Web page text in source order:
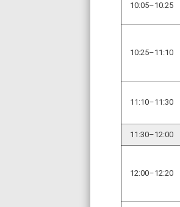
10:05–10:25
10:25–11:10
11:10–11:30
11:30–12:00
12:00–12:20